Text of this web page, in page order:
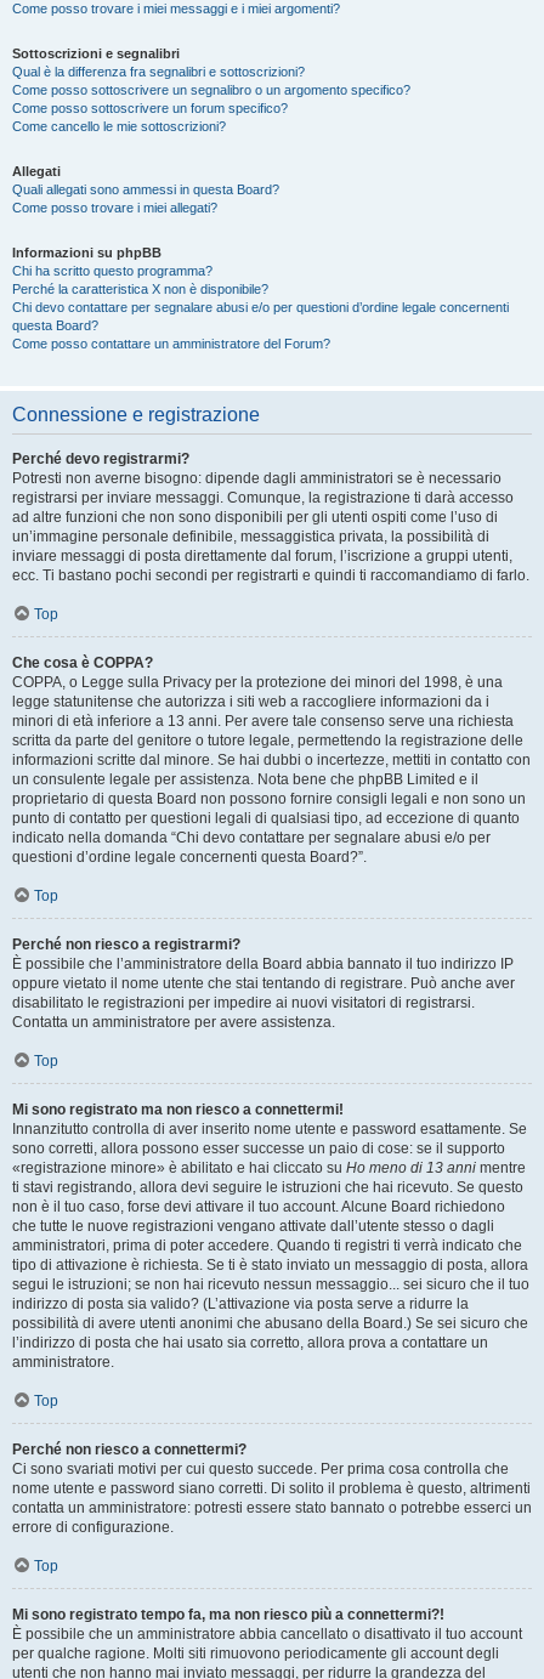
Come posso trovare i miei messaggi e i miei argomenti?
Sottoscrizioni e segnalibri
Qual è la differenza fra segnalibri e sottoscrizioni?
Come posso sottoscrivere un segnalibro o un argomento specifico?
Come posso sottoscrivere un forum specifico?
Come cancello le mie sottoscrizioni?
Allegati
Quali allegati sono ammessi in questa Board?
Come posso trovare i miei allegati?
Informazioni su phpBB
Chi ha scritto questo programma?
Perché la caratteristica X non è disponibile?
Chi devo contattare per segnalare abusi e/o per questioni d’ordine legale concernenti
questa Board?
Come posso contattare un amministratore del Forum?
Connessione e registrazione
Perché devo registrarmi?
Potresti non averne bisogno: dipende dagli amministratori se è necessario
registrarsi per inviare messaggi. Comunque, la registrazione ti darà accesso
ad altre funzioni che non sono disponibili per gli utenti ospiti come l’uso di
un’immagine personale definibile, messaggistica privata, la possibilità di
inviare messaggi di posta direttamente dal forum, l’iscrizione a gruppi utenti,
ecc. Ti bastano pochi secondi per registrarti e quindi ti raccomandiamo di farlo.
Top
Che cosa è COPPA?
COPPA, o Legge sulla Privacy per la protezione dei minori del 1998, è una
legge statunitense che autorizza i siti web a raccogliere informazioni da i
minori di età inferiore a 13 anni. Per avere tale consenso serve una richiesta
scritta da parte del genitore o tutore legale, permettendo la registrazione delle
informazioni scritte dal minore. Se hai dubbi o incertezze, mettiti in contatto con
un consulente legale per assistenza. Nota bene che phpBB Limited e il
proprietario di questa Board non possono fornire consigli legali e non sono un
punto di contatto per questioni legali di qualsiasi tipo, ad eccezione di quanto
indicato nella domanda “Chi devo contattare per segnalare abusi e/o per
questioni d’ordine legale concernenti questa Board?”.
Top
Perché non riesco a registrarmi?
È possibile che l’amministratore della Board abbia bannato il tuo indirizzo IP
oppure vietato il nome utente che stai tentando di registrare. Può anche aver
disabilitato le registrazioni per impedire ai nuovi visitatori di registrarsi.
Contatta un amministratore per avere assistenza.
Top
Mi sono registrato ma non riesco a connettermi!
Innanzitutto controlla di aver inserito nome utente e password esattamente. Se
sono corretti, allora possono esser successe un paio di cose: se il supporto
«registrazione minore» è abilitato e hai cliccato su Ho meno di 13 anni mentre
ti stavi registrando, allora devi seguire le istruzioni che hai ricevuto. Se questo
non è il tuo caso, forse devi attivare il tuo account. Alcune Board richiedono
che tutte le nuove registrazioni vengano attivate dall’utente stesso o dagli
amministratori, prima di poter accedere. Quando ti registri ti verrà indicato che
tipo di attivazione è richiesta. Se ti è stato inviato un messaggio di posta, allora
segui le istruzioni; se non hai ricevuto nessun messaggio... sei sicuro che il tuo
indirizzo di posta sia valido? (L’attivazione via posta serve a ridurre la
possibilità di avere utenti anonimi che abusano della Board.) Se sei sicuro che
l’indirizzo di posta che hai usato sia corretto, allora prova a contattare un
amministratore.
Top
Perché non riesco a connettermi?
Ci sono svariati motivi per cui questo succede. Per prima cosa controlla che
nome utente e password siano corretti. Di solito il problema è questo, altrimenti
contatta un amministratore: potresti essere stato bannato o potrebbe esserci un
errore di configurazione.
Top
Mi sono registrato tempo fa, ma non riesco più a connettermi?!
È possibile che un amministratore abbia cancellato o disattivato il tuo account
per qualche ragione. Molti siti rimuovono periodicamente gli account degli
utenti che non hanno mai inviato messaggi, per ridurre la grandezza del